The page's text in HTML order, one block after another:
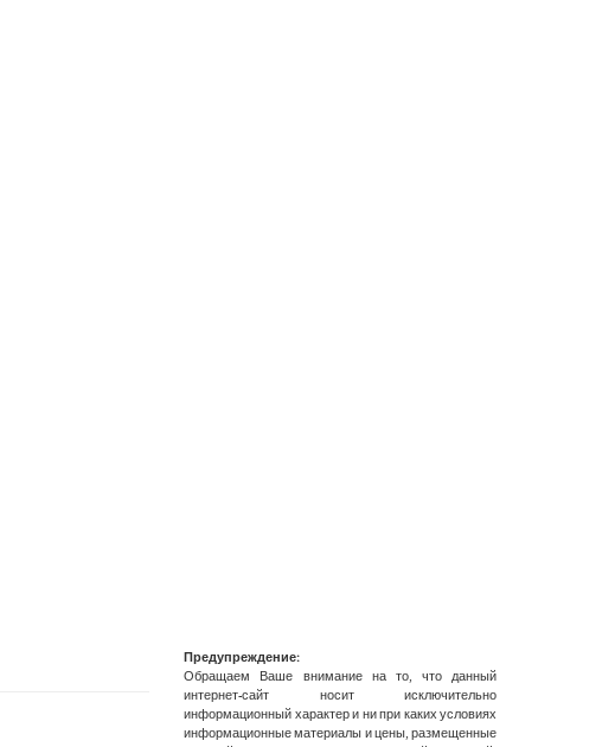
Предупреждение:
Обращаем Ваше внимание на то, что данный
интернет-сайт носит исключительно
информационный характер и ни при каких условиях
информационные материалы и цены, размещенные